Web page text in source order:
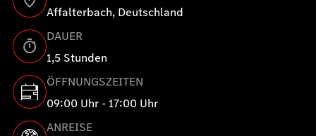
Affalterbach, Deutschland
DAUER
1,5 Stunden
ÖFFNUNGSZEITEN
09:00 Uhr - 17:00 Uhr
ANREISE